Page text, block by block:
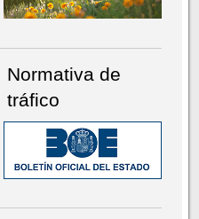
Normativa de
tráfico